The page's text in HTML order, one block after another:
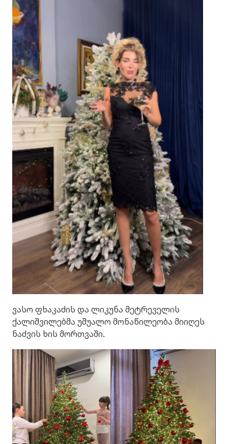
ვასო ფხაკაძის და ლიკუნა მეტრეველის
ქალიშვილებმა უშუალო მონაწილეობა მიიღეს
ნაძვის ხის მორთვაში.